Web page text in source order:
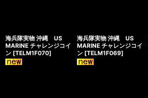
海兵隊実物 沖縄 US
MARINE チャレンジコイ
ン [TELM1F070]
海兵隊実物 沖縄 US
MARINE チャレンジコイ
ン [TELM1F069]